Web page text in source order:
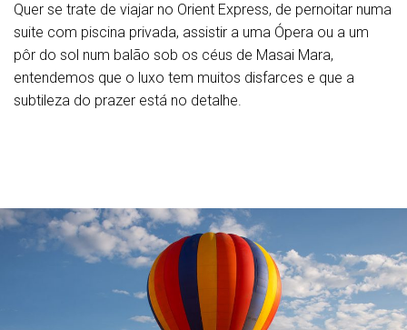
Quer se trate de viajar no Orient Express, de pernoitar numa
suite com piscina privada, assistir a uma Ópera ou a um
pôr do sol num balão sob os céus de Masai Mara,
entendemos que o luxo tem muitos disfarces e que a
subtileza do prazer está no detalhe.